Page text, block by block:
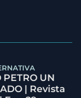
PETRO UN
| Revista